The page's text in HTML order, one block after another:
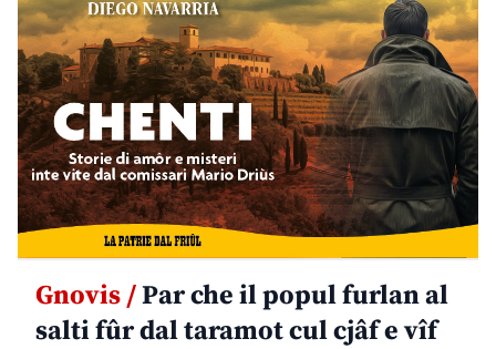
Gnovis /Par che il popul furlan al
salti fûr dal taramot cul cjâf e vîf